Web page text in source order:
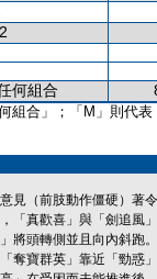
何組合
組合」；「M」則代表
見（前肢動作僵硬）
「真歡喜」與「劍追風
將頭轉側並且向內斜
奪寶群英」靠近「勁惑